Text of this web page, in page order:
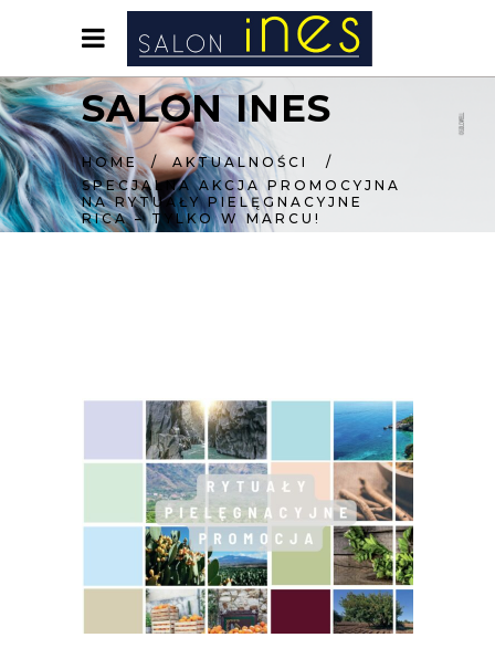
SALON INES
HOME/AKTUALNOŚCI
/
SPECJALNA AKCJA PROMOCYJNA
NA RYTUAŁY PIELĘGNACYJNE
RICA – TYLKO W MARCU!